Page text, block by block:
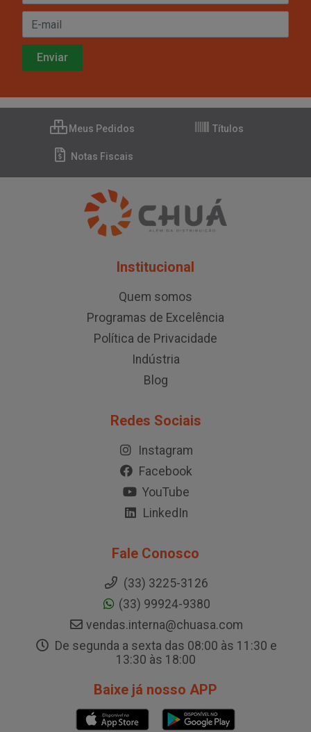
Meus Pedidos Títulos
Notas Fiscais
Institucional
Quem somos
Programas de Excelência
Política de Privacidade
Indústria
Blog
Redes Sociais
Instagram
Facebook
YouTube
LinkedIn
Fale Conosco
(33) 3225-3126
(33) 99924-9380
vendas.interna@chuasa.com
De segunda a sexta das 08:00 às 11:30 e
13:30 às 18:00
Baixe já nosso APP